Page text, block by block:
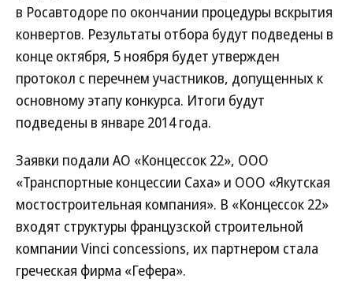
в Росавтодоре по окончании процедуры вскрытия
конвертов. Результаты отбора будут подведены в
конце октября, 5 ноября будет утвержден
протокол с перечнем участников, допущенных к
основному этапу конкурса. Итоги будут
подведены в январе 2014 года.
Заявки подали АО «Концессок 22», ООО
«Транспортные концессии Саха» и ООО «Якутская
мостостроительная компания». В «Концессок 22»
входят структуры французской строительной
компании Vinci concessions, их партнером стала
греческая фирма «Гефера».